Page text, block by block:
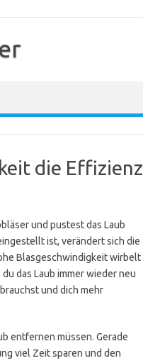
die Effizienz
und pustest das Laub
ist, verändert sich die
Blasgeschwindigkeit wirbelt
das Laub immer wieder neu
und dich mehr
entfernen müssen. Gerade
viel Zeit sparen und den